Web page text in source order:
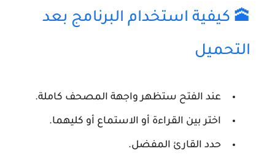
🕋 كيفية استخدام البرنامج بعد
التحميل
عند الفتح ستظهر واجهة المصحف كاملة.
اختر بين القراءة أو الاستماع أو كليهما.
حدد القارئ المفضل.